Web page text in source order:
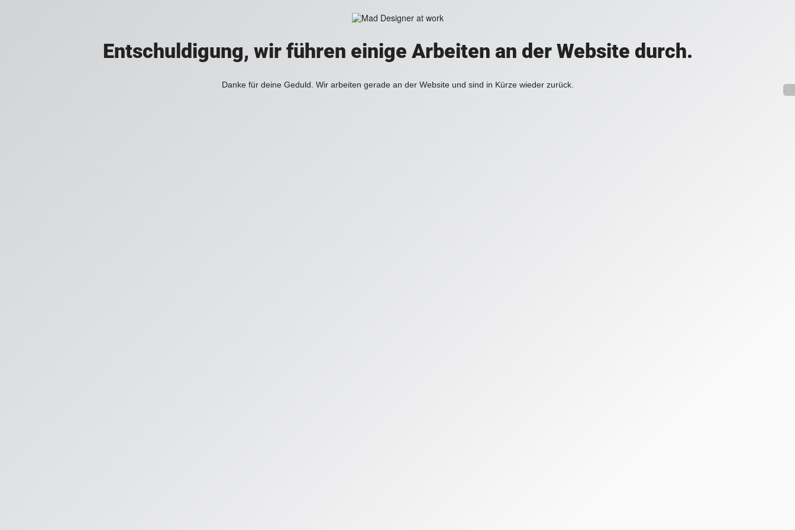
Entschuldigung, wir führen einige Arbeiten an der Website durch.
Danke für deine Geduld. Wir arbeiten gerade an der Website und sind in Kürze wieder zurück.